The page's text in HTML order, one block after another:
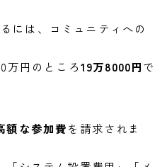
には、コミュニティへの
万円のところ19万8000円で
額な参加費を請求されま